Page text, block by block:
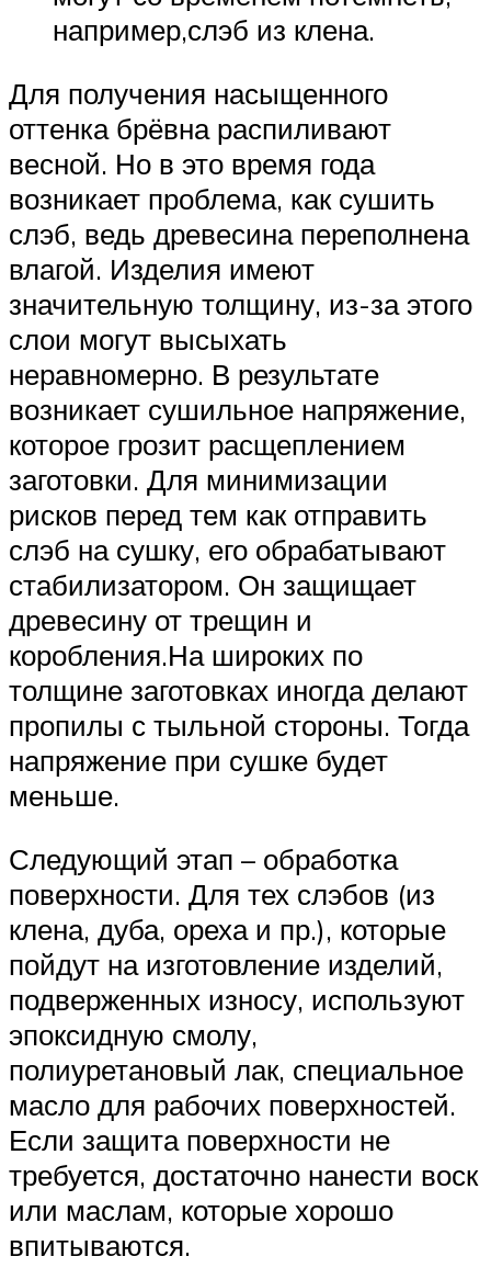
например,слэб из клена.
Для получения насыщенного
оттенка брёвна распиливают
весной. Но в это время года
возникает проблема, как сушить
слэб, ведь древесина переполнена
влагой. Изделия имеют
значительную толщину, из-за этого
слои могут высыхать
неравномерно. В результате
возникает сушильное напряжение,
которое грозит расщеплением
заготовки. Для минимизации
рисков перед тем как отправить
слэб на сушку, его обрабатывают
стабилизатором. Он защищает
древесину от трещин и
коробления.На широких по
толщине заготовках иногда делают
пропилы с тыльной стороны. Тогда
напряжение при сушке будет
меньше.
Следующий этап – обработка
поверхности. Для тех слэбов (из
клена, дуба, ореха и пр.), которые
пойдут на изготовление изделий,
подверженных износу, используют
эпоксидную смолу,
полиуретановый лак, специальное
масло для рабочих поверхностей.
Если защита поверхности не
требуется, достаточно нанести воск
или маслам, которые хорошо
впитываются.